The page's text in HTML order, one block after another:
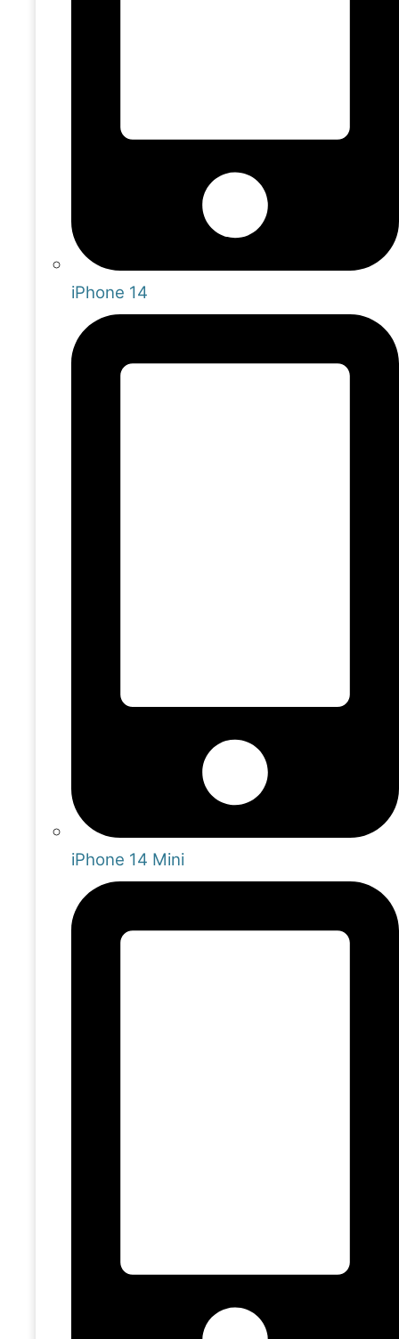
iPhone 14
iPhone 14 Mini